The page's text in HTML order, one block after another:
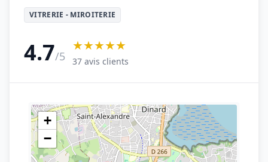
VITRERIE - MIROITERIE
4.7/5
★★★★★
37 avis clients
+
−